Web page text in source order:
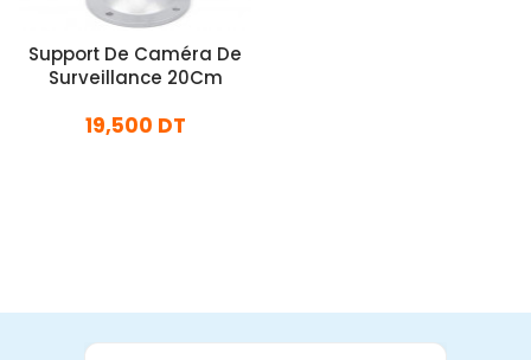
Support De Caméra De
Surveillance 20Cm
19,500 DT